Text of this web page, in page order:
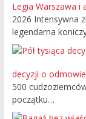
Legia Warszawa i
2026 Intensywna
legendarna
decyzji o
500
początku…